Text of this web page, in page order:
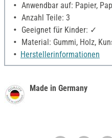
Anwendbar auf: Papier,
Anzahl Teile: 3
Geeignet für Kinder: ✓
Material: Gummi, Holz,
Herstellerinformationen
Made in Germany